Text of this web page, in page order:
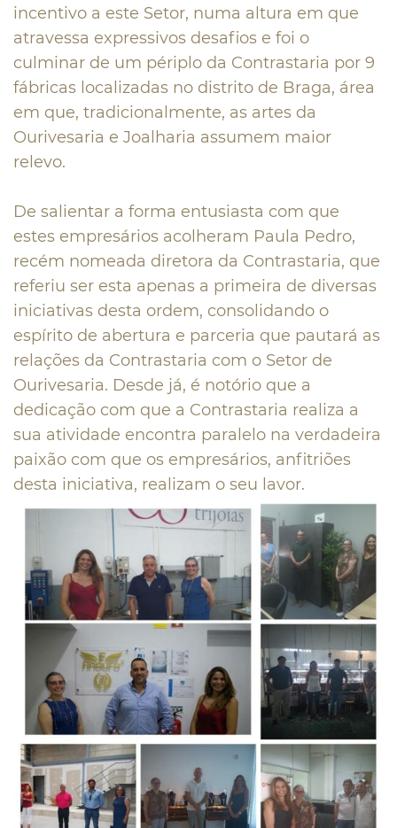
incentivo a este Setor, numa altura em que
atravessa expressivos desafios e foi o
culminar de um périplo da Contrastaria por 9
fábricas localizadas no distrito de Braga, área
em que, tradicionalmente, as artes da
Ourivesaria e Joalharia assumem maior
relevo.
De salientar a forma entusiasta com que
estes empresários acolheram Paula Pedro,
recém nomeada diretora da Contrastaria, que
referiu ser esta apenas a primeira de diversas
iniciativas desta ordem, consolidando o
espírito de abertura e parceria que pautará as
relações da Contrastaria com o Setor de
Ourivesaria. Desde já, é notório que a
dedicação com que a Contrastaria realiza a
sua atividade encontra paralelo na verdadeira
paixão com que os empresários, anfitriões
desta iniciativa, realizam o seu lavor.